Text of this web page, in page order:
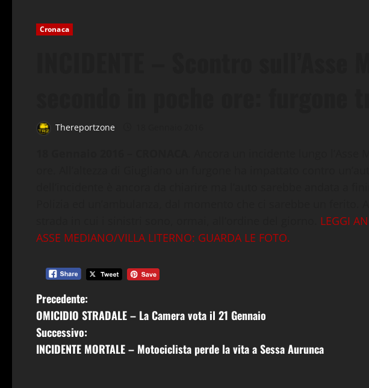
Cronaca
Thereportzone
LEGGI
ASSE MEDIANO/VILLA LITERNO: GUARDA LE FOTO.
N
a
v
Precedente:
OMICIDIO STRADALE – La Camera vota il 21 Gennaio
Successivo:
INCIDENTE MORTALE – Motociclista perde la vita a Sessa Aurunca